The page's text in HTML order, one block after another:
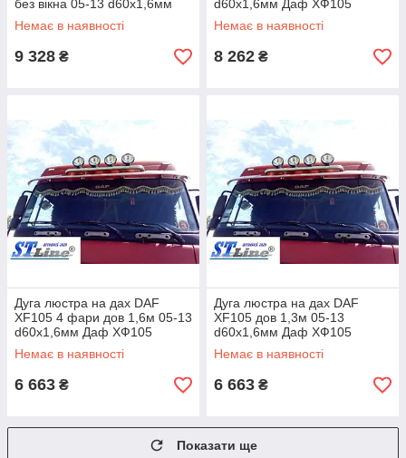
без вікна 05-13 d60х1,6мм
Даф ХФ105
Немає в наявності
9 328 ₴
d60х1,6мм Даф ХФ105
Немає в наявності
8 262 ₴
Дуга люстра на дах DAF
XF105 4 фари дов 1,6м 05-13
d60х1,6мм Даф ХФ105
Немає в наявності
6 663 ₴
Дуга люстра на дах DAF
XF105 дов 1,3м 05-13
d60х1,6мм Даф ХФ105
Немає в наявності
6 663 ₴
Показати ще